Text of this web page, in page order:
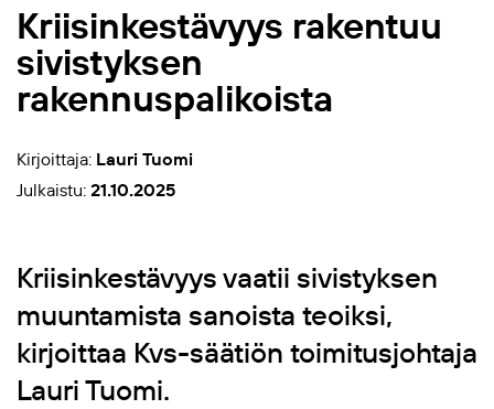
Kriisinkestävyys rakentuu
sivistyksen
rakennuspalikoista
Kirjoittaja: Lauri Tuomi
Julkaistu: 21.10.2025
Kriisinkestävyys vaatii sivistyksen
muuntamista sanoista teoiksi,
kirjoittaa Kvs-säätiön toimitusjohtaja
Lauri Tuomi.